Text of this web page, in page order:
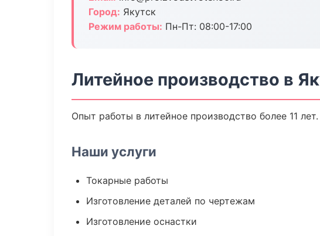
Город: Якутск
Режим работы: Пн-Пт: 08:00-17:00
Литейное производство в
Опыт работы в литейное производство более 11
Наши услуги
Токарные работы
Изготовление деталей по чертежам
Изготовление оснастки